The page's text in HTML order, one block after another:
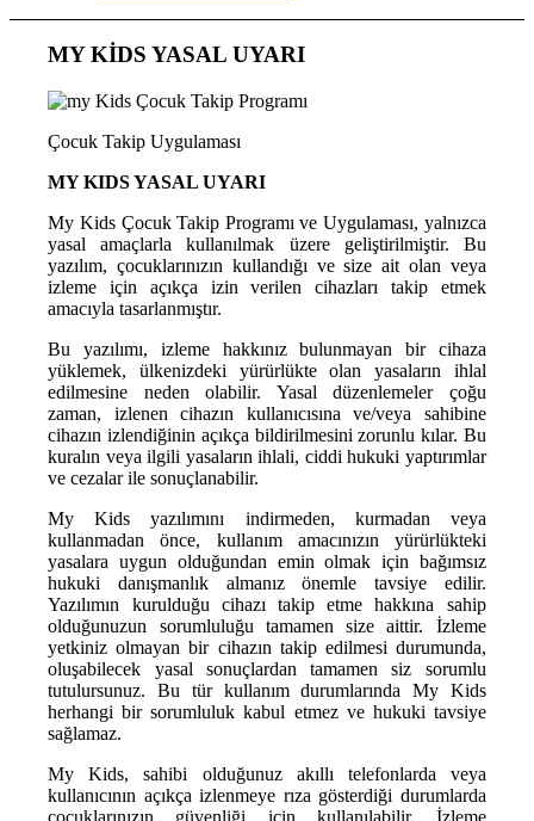
MY KİDS YASAL UYARI
Çocuk Takip Uygulaması
MY KIDS YASAL UYARI
My Kids Çocuk Takip Programı ve Uygulaması, yalnızca
yasal amaçlarla kullanılmak üzere geliştirilmiştir. Bu
yazılım, çocuklarınızın kullandığı ve size ait olan veya
izleme için açıkça izin verilen cihazları takip etmek
amacıyla tasarlanmıştır.
Bu yazılımı, izleme hakkınız bulunmayan bir cihaza
yüklemek, ülkenizdeki yürürlükte olan yasaların ihlal
edilmesine neden olabilir. Yasal düzenlemeler çoğu
zaman, izlenen cihazın kullanıcısına ve/veya sahibine
cihazın izlendiğinin açıkça bildirilmesini zorunlu kılar. Bu
kuralın veya ilgili yasaların ihlali, ciddi hukuki yaptırımlar
ve cezalar ile sonuçlanabilir.
My Kids yazılımını indirmeden, kurmadan veya
kullanmadan önce, kullanım amacınızın yürürlükteki
yasalara uygun olduğundan emin olmak için bağımsız
hukuki danışmanlık almanız önemle tavsiye edilir.
Yazılımın kurulduğu cihazı takip etme hakkına sahip
olduğunuzun sorumluluğu tamamen size aittir. İzleme
yetkiniz olmayan bir cihazın takip edilmesi durumunda,
oluşabilecek yasal sonuçlardan tamamen siz sorumlu
tutulursunuz. Bu tür kullanım durumlarında My Kids
herhangi bir sorumluluk kabul etmez ve hukuki tavsiye
sağlamaz.
My Kids, sahibi olduğunuz akıllı telefonlarda veya
kullanıcının açıkça izlenmeye rıza gösterdiği durumlarda